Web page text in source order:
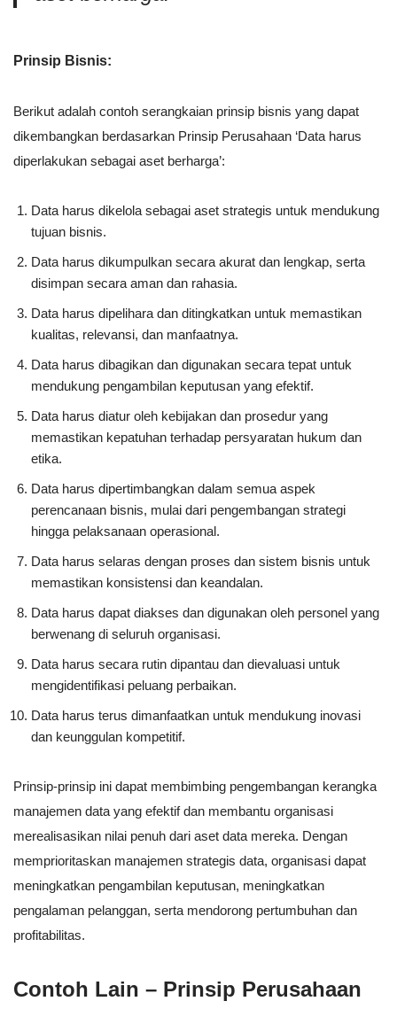
Prinsip Bisnis:
Berikut adalah contoh serangkaian prinsip bisnis yang dapat
dikembangkan berdasarkan Prinsip Perusahaan ‘Data harus
diperlakukan sebagai aset berharga’:
Data harus dikelola sebagai aset strategis untuk mendukung
tujuan bisnis.
Data harus dikumpulkan secara akurat dan lengkap, serta
disimpan secara aman dan rahasia.
Data harus dipelihara dan ditingkatkan untuk memastikan
kualitas, relevansi, dan manfaatnya.
Data harus dibagikan dan digunakan secara tepat untuk
mendukung pengambilan keputusan yang efektif.
Data harus diatur oleh kebijakan dan prosedur yang
memastikan kepatuhan terhadap persyaratan hukum dan
etika.
Data harus dipertimbangkan dalam semua aspek
perencanaan bisnis, mulai dari pengembangan strategi
hingga pelaksanaan operasional.
Data harus selaras dengan proses dan sistem bisnis untuk
memastikan konsistensi dan keandalan.
Data harus dapat diakses dan digunakan oleh personel yang
berwenang di seluruh organisasi.
Data harus secara rutin dipantau dan dievaluasi untuk
mengidentifikasi peluang perbaikan.
Data harus terus dimanfaatkan untuk mendukung inovasi
dan keunggulan kompetitif.
Prinsip-prinsip ini dapat membimbing pengembangan kerangka
manajemen data yang efektif dan membantu organisasi
merealisasikan nilai penuh dari aset data mereka. Dengan
memprioritaskan manajemen strategis data, organisasi dapat
meningkatkan pengambilan keputusan, meningkatkan
pengalaman pelanggan, serta mendorong pertumbuhan dan
profitabilitas.
Contoh Lain – Prinsip Perusahaan